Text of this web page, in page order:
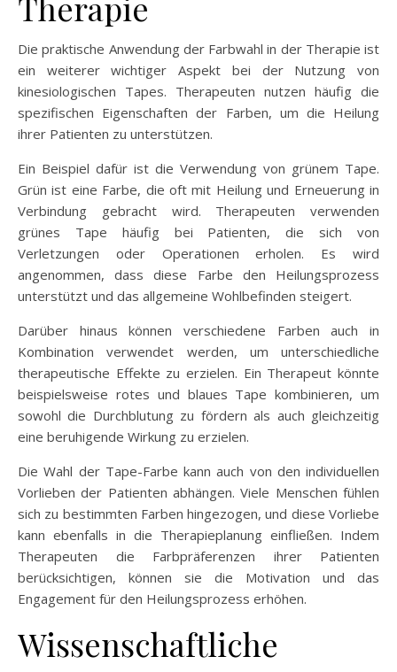
Die praktische Anwendung der Farbwahl in der Therapie ist
ein weiterer wichtiger Aspekt bei der Nutzung von
kinesiologischen Tapes. Therapeuten nutzen häufig die
spezifischen Eigenschaften der Farben, um die Heilung
ihrer Patienten zu unterstützen.
Ein Beispiel dafür ist die Verwendung von grünem Tape.
Grün ist eine Farbe, die oft mit Heilung und Erneuerung in
Verbindung gebracht wird. Therapeuten verwenden
grünes Tape häufig bei Patienten, die sich von
Verletzungen oder Operationen erholen. Es wird
angenommen, dass diese Farbe den Heilungsprozess
unterstützt und das allgemeine Wohlbefinden steigert.
Darüber hinaus können verschiedene Farben auch in
Kombination verwendet werden, um unterschiedliche
therapeutische Effekte zu erzielen. Ein Therapeut könnte
beispielsweise rotes und blaues Tape kombinieren, um
sowohl die Durchblutung zu fördern als auch gleichzeitig
eine beruhigende Wirkung zu erzielen.
Die Wahl der Tape-Farbe kann auch von den individuellen
Vorlieben der Patienten abhängen. Viele Menschen fühlen
sich zu bestimmten Farben hingezogen, und diese Vorliebe
kann ebenfalls in die Therapieplanung einfließen. Indem
Therapeuten die Farbpräferenzen ihrer Patienten
berücksichtigen, können sie die Motivation und das
Engagement für den Heilungsprozess erhöhen.
Wissenschaftliche